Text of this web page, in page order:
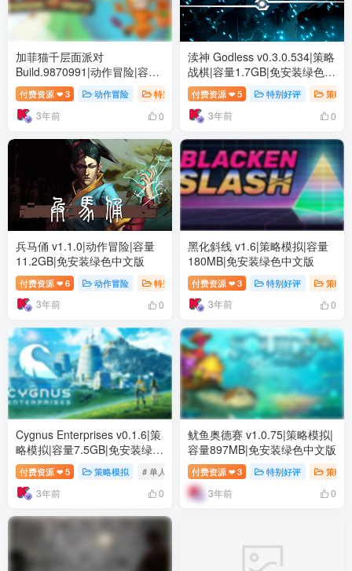
加菲猫千层面派对
Build.9870991|动作冒险|容量
576MB|免安装绿色中文版
付费资源 ❤ 3 动作冒险 特别好评 # 单人 # 冒险 # 动作
3年前 0
渎神 Godless v0.3.0.534|策略
战棋|容量1.7GB|免安装绿色中
文版
付费资源 ❤ 5 特别好评 策略
3年前 0
兵马俑 v1.1.0|动作冒险|容量
11.2GB|免安装绿色中文版
付费资源 ❤ 6 动作冒险 特别好评 # 单人 # 冒险 # 独立
3年前 0
黑化斜线 v1.6|策略模拟|容量
180MB|免安装绿色中文版
付费资源 ❤ 3 特别好评 策略
3年前 0
Cygnus Enterprises v0.1.6|策
略模拟|容量7.5GB|免安装绿色
中文版
付费资源 ❤ 5 策略模拟 # 单人 # 冒险 # 独立
3年前 0
鱿鱼奥德赛 v1.0.75|策略模拟|
容量897MB|免安装绿色中文版
付费资源 ❤ 3 特别好评 策略
3年前 0